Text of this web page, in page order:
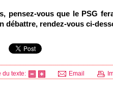
pensez-vous que le PSG
débattre, rendez-vous ci-
du texte: Email